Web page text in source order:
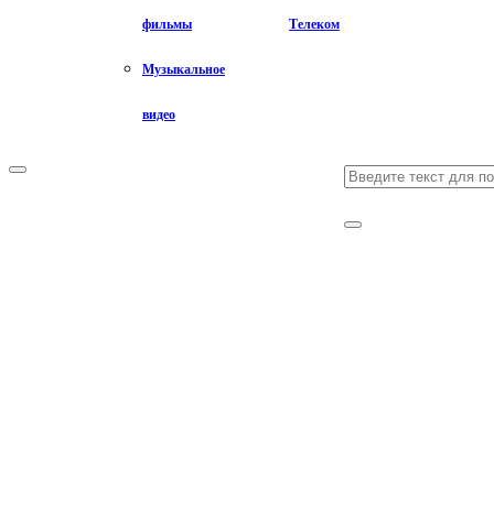
фильмы
Музыкальное
видео
Телеком
Search
for:
Search
Primary